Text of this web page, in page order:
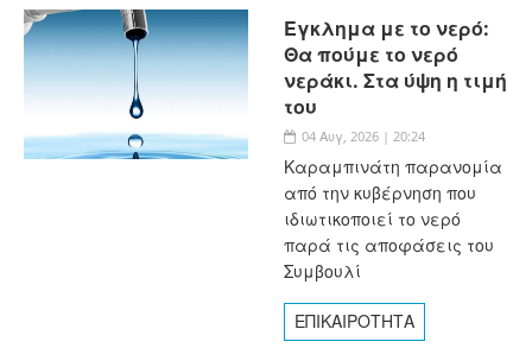
Εγκλημα με το νερό:
Θα πούμε το νερό
νεράκι. Στα ύψη η τιμή
του
04 Αυγ, 2026 | 20:24
Καραμπινάτη παρανομία
από την κυβέρνηση που
ιδιωτικοποιεί το νερό
παρά τις αποφάσεις του
Συμβουλί
ΕΠΙΚΑΙΡΟΤΗΤΑ